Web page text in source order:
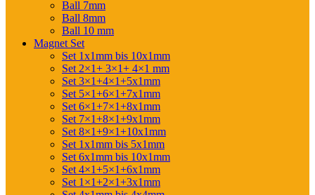
Ball 7mm
Ball 8mm
Ball 10 mm
Magnet Set
Set 1x1mm bis 10x1mm
Set 2×1+ 3×1+ 4×1 mm
Set 3×1+4×1+5x1mm
Set 5×1+6×1+7x1mm
Set 6×1+7×1+8x1mm
Set 7×1+8×1+9x1mm
Set 8×1+9×1+10x1mm
Set 1x1mm bis 5x1mm
Set 6x1mm bis 10x1mm
Set 4×1+5×1+6x1mm
Set 1×1+2×1+3x1mm